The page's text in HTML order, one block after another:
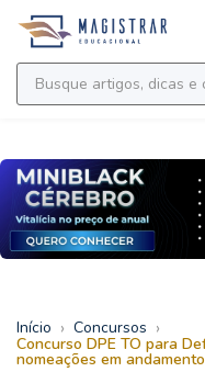
Início › Concursos ›
Concurso DPE TO para
nomeações em andamento